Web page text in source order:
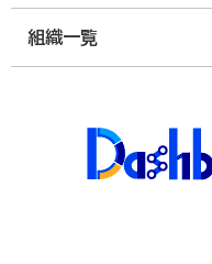
組織一覧
曲労働基準監督署の
の合計。 保険給付件
給者への介護補償給
基準監督署が支給決
業務集中化により厚生
指定医療機関等に対